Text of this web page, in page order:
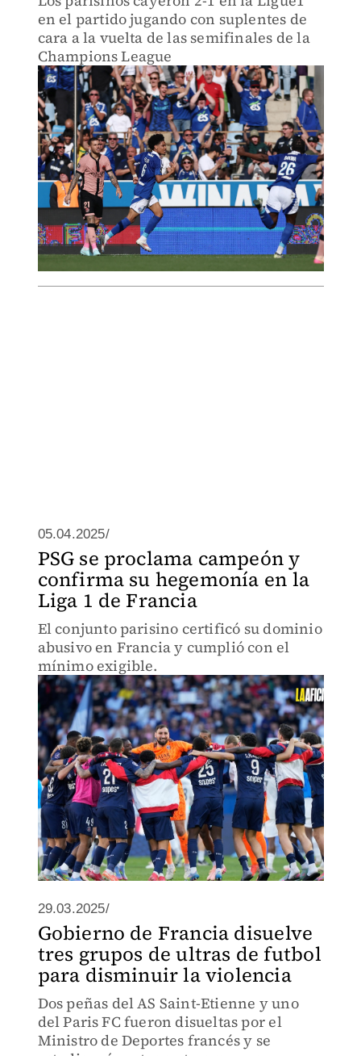
en el partido jugando con suplentes de
cara a la vuelta de las semifinales de la
Champions League
05.04.2025/
PSG se proclama campeón y
confirma su hegemonía en la
Liga 1 de Francia
El conjunto parisino certificó su dominio
abusivo en Francia y cumplió con el
mínimo exigible.
29.03.2025/
Gobierno de Francia disuelve
tres grupos de ultras de futbol
para disminuir la violencia
Dos peñas del AS Saint-Etienne y uno
del Paris FC fueron disueltas por el
Ministro de Deportes francés y se